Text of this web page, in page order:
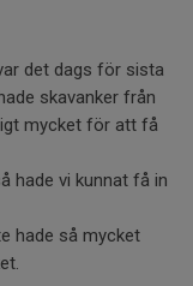
det dags för sista
skavanker från
mycket för att få
hade vi kunnat få in
hade så mycket